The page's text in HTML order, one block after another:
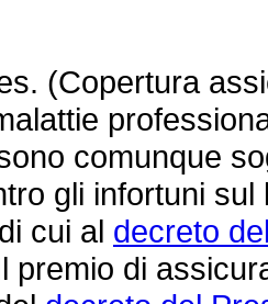
(Copertura
comunque
gli infortuni
cui al decreto
premio di